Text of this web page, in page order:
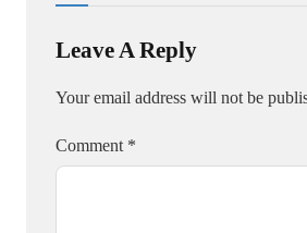
Leave A Reply
Your email address will not be
Comment *